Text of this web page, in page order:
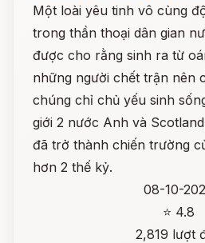
Một loài yêu tinh vô cùng
trong thần thoại dân gian
được cho rằng sinh ra từ
những người chết trận nên
chúng chỉ chủ yếu sinh
giới 2 nước Anh và
đã trở thành chiến trường
hơn 2 thế kỷ.
08-10-
⭐ 4.8
2,819 lượt